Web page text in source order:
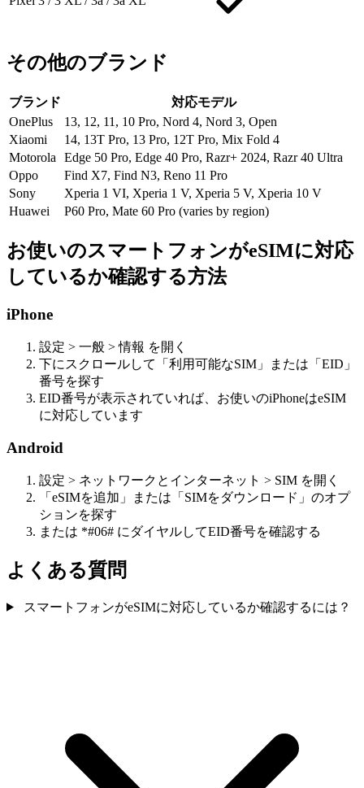
その他のブランド
ブランド
対応モデル
OnePlus
13, 12, 11, 10 Pro, Nord 4, Nord 3, Open
Xiaomi
14, 13T Pro, 13 Pro, 12T Pro, Mix Fold 4
Motorola
Edge 50 Pro, Edge 40 Pro, Razr+ 2024, Razr 40 Ultra
Oppo
Find X7, Find N3, Reno 11 Pro
Sony
Xperia 1 VI, Xperia 1 V, Xperia 5 V, Xperia 10 V
Huawei
P60 Pro, Mate 60 Pro (varies by region)
お使いのスマートフォンがeSIMに対応
しているか確認する方法
iPhone
設定 > 一般 > 情報 を開く
下にスクロールして「利用可能なSIM」または「EID」
番号を探す
EID番号が表示されていれば、お使いのiPhoneはeSIM
に対応しています
Android
設定 > ネットワークとインターネット > SIM を開く
「eSIMを追加」または「SIMをダウンロード」のオプ
ションを探す
または *#06# にダイヤルしてEID番号を確認する
よくある質問
スマートフォンがeSIMに対応しているか確認するには？